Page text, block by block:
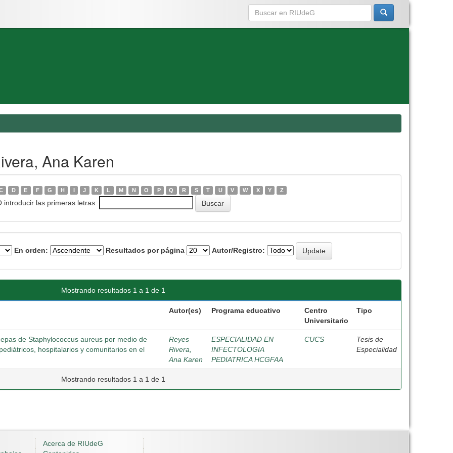
Ana Karen
D E F G H I J K L M N O P Q R S T U V W X Y Z
introducir las primeras letras:
En orden: Resultados por página Autor/Registro:
Mostrando resultados 1 a 1 de 1
Autor(es) Programa educativo
Centro
Universitario
Tipo
de Staphylococcus aureus por medio de
hospitalarios y comunitarios en el
Reyes
Rivera,
Ana Karen
ESPECIALIDAD EN
INFECTOLOGIA
PEDIATRICA HCGFAA
CUCS
Tesis de
Especialidad
Mostrando resultados 1 a 1 de 1
Acerca de RIUdeG